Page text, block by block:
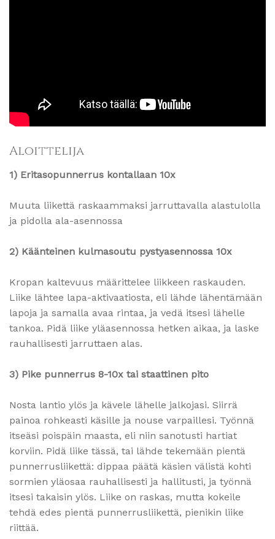
Aloittelija
1) Eritasopunnerrus kontallaan 10x
Muuta liikettä raskaammaksi jarruttavalla alastulolla
ja pidolla ala-asennossa
2) Käänteinen kulmasoutu pystyasennossa 10x
Kropan kaltevuus määrittelee liikkeen raskauden.
Liike lähtee lapa-aktivaatiosta, eli lähde lähentämään
lapoja ja samalla avaa rintaa, ja vedä itsesi lähelle
tankoa. Pidä liike yläasennossa hetken aikaa, ja laske
rauhallisesti jarruttaen alas.
3) Pike punnerrus 8-10x tai staattinen pito
Nosta lantio ylös ja kävele lähelle jalkojasi. Siirrä
painoa rohkeasti käsille ja nouse varpaillesi. Työnnä
itseäsi poispäin maasta, eli niin sanotusti hartiat
korviin. Pidä liike tässä, tai lähde tekemään pientä
punnerrusliikettä: dippaa päätä käsien välistä kohti
sormien yläosaa rauhallisesti ja hallitusti, ja työnnä
itsesi takaisin ylös. Liike on raskas, mutta kokeile
tehdä edes pientä punnerrusliikettä, pienikin liike
riittää.